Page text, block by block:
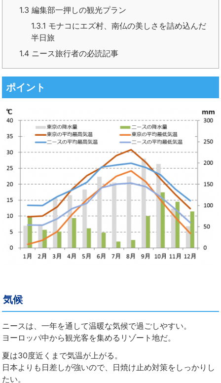
1.3 編集部一押しの観光プラン
1.3.1 モナコにエズ村、南仏の美しさを詰め込んだ
半日旅
1.4 ニース旅行者の必読記事
ポイント
気候
ニースは、一年を通して温暖な気候で過ごしやすい。
ヨーロッパ中から観光客を集めるリゾート地だ。
夏は30度近くまで気温が上がる。
日本よりも日差しが強いので、日焼け止め対策をしっかりし
たい。